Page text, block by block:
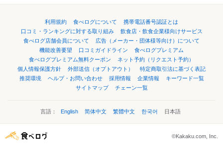
利用規約 食べログについて
携帯電話番号認証とは
口コミ・ランキングに対する取り組み
飲食店・飲食企業様向けサービス
食べログ店舗会員について
広告（メーカー・団体様等向け）について
機能改善要望
口コミガイドライン
食べログプレミアム
食べログプレミアム無料クーポン
ネット予約（リクエスト予約）
個人情報保護方針
外部送信（オプトアウト）
特定商取引法に基づく表記
推奨環境
ヘルプ・お問い合わせ 採用情報 企業情報
キーワード一覧
サイトマップ
チェーン一覧
言語： English 简体中文 繁體中文 한국어 日本語
©Kakaku.com, Inc.